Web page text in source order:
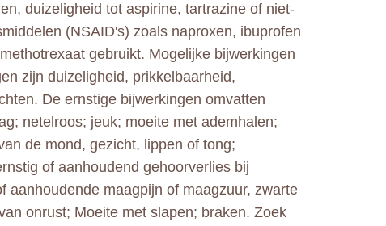
duizeligheid tot aspirine, tartrazine of niet-
(NSAID's) zoals naproxen, ibuprofen
gebruikt. Mogelijke bijwerkingen
zijn duizeligheid, prikkelbaarheid,
De ernstige bijwerkingen omvatten
netelroos; jeuk; moeite met ademhalen;
de mond, gezicht, lippen of tong;
of aanhoudend gehoorverlies bij
aanhoudende maagpijn of maagzuur, zwarte
onrust; Moeite met slapen; braken. Zoek